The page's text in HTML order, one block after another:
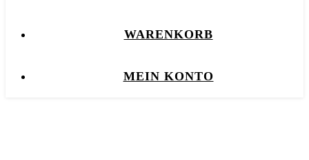
WARENKORB
MEIN KONTO